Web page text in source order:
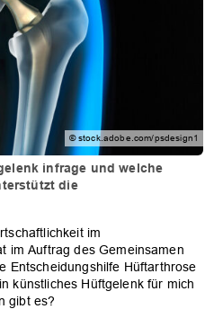
© stock.adobe.com/psdesign1
infrage und welche
die
im
im Auftrag des Gemeinsamen
Entscheidungshilfe Hüftarthrose
künstliches Hüftgelenk für mich
gibt es?